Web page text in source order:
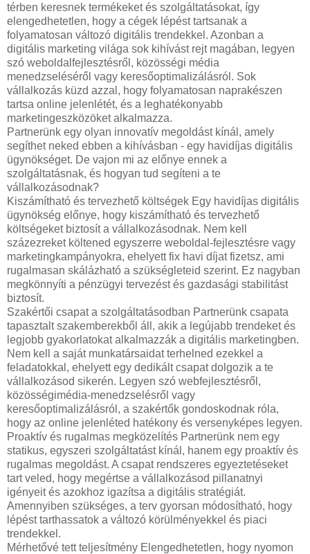
térben keresnek termékeket és szolgáltatásokat, így
elengedhetetlen, hogy a cégek lépést tartsanak a
folyamatosan változó digitális trendekkel. Azonban a
digitális marketing világa sok kihívást rejt magában, legyen
szó weboldalfejlesztésről, közösségi média
menedzseléséről vagy keresőoptimalizálásról. Sok
vállalkozás küzd azzal, hogy folyamatosan naprakészen
tartsa online jelenlétét, és a leghatékonyabb
marketingeszközöket alkalmazza.
Partnerünk egy olyan innovatív megoldást kínál, amely
segíthet neked ebben a kihívásban - egy havidíjas digitális
ügynökséget. De vajon mi az előnye ennek a
szolgáltatásnak, és hogyan tud segíteni a te
vállalkozásodnak?
Kiszámítható és tervezhető költségek Egy havidíjas digitális
ügynökség előnye, hogy kiszámítható és tervezhető
költségeket biztosít a vállalkozásodnak. Nem kell
százezreket költened egyszerre weboldal-fejlesztésre vagy
marketingkampányokra, ehelyett fix havi díjat fizetsz, ami
rugalmasan skálázható a szükségleteid szerint. Ez nagyban
megkönnyíti a pénzügyi tervezést és gazdasági stabilitást
biztosít.
Szakértői csapat a szolgáltatásodban Partnerünk csapata
tapasztalt szakemberekből áll, akik a legújabb trendeket és
legjobb gyakorlatokat alkalmazzák a digitális marketingben.
Nem kell a saját munkatársaidat terhelned ezekkel a
feladatokkal, ehelyett egy dedikált csapat dolgozik a te
vállalkozásod sikerén. Legyen szó webfejlesztésről,
közösségimédia-menedzselésről vagy
keresőoptimalizálásról, a szakértők gondoskodnak róla,
hogy az online jelenléted hatékony és versenyképes legyen.
Proaktív és rugalmas megközelítés Partnerünk nem egy
statikus, egyszeri szolgáltatást kínál, hanem egy proaktív és
rugalmas megoldást. A csapat rendszeres egyeztetéseket
tart veled, hogy megértse a vállalkozásod pillanatnyi
igényeit és azokhoz igazítsa a digitális stratégiát.
Amennyiben szükséges, a terv gyorsan módosítható, hogy
lépést tarthassatok a változó körülményekkel és piaci
trendekkel.
Mérhetővé tett teljesítmény Elengedhetetlen, hogy nyomon